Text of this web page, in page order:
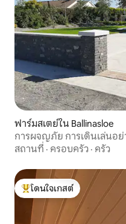
ฟาร์มสเตย์ใน Ballinasloe
การผจญภัย การเดินเล่นอย่
สถานที่ · ครอบครัว · ครัว
โดนใจเกสต์ที่สุด
โดนใจเกสต์